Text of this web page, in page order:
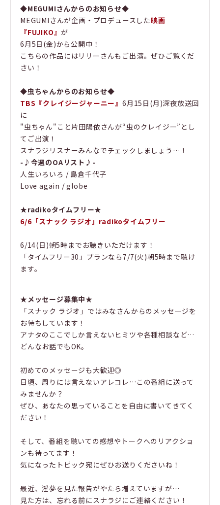
◆MEGUMIさんからのお知らせ◆
MEGUMIさんが企画・プロデュースした映画
『FUJIKO』が
6月5日(金)から公開中！
こちらの作品にはリリーさんもご出演。ぜひご覧くだ
さい！
◆虫ちゃんからのお知らせ◆
TBS『クレイジージャーニー』 6月15日(月)深夜放送回
に
"虫ちゃん"こと片田陽依さんが“虫のクレイジー”とし
てご出演！
スナラジリスナーみんなでチェックしましょう…！
-♪今週のOAリスト♪-
人生いろいろ / 島倉千代子
Love again / globe
★radikoタイムフリー★
6/6「スナック ラジオ」radikoタイムフリー
6/14(日)朝5時までお聴きいただけます！
「タイムフリー30」プランなら7/7(火)朝5時まで聴け
ます。
★メッセージ募集中★
「スナック ラジオ」ではみなさんからのメッセージを
お待ちしています！
アナタのここでしか言えないヒミツや各種相談など…
どんなお話でもOK。
初めてのメッセージも大歓迎◎
日頃、周りには言えないアレコレ…この番組に送って
みませんか？
ぜひ、あなたの思っていることを自由に書いてきてく
ださい！
そして、番組を聴いての感想やトークへのリアクショ
ンも待ってます！
気になったトピック宛にぜひお送りくださいね！
最近、淫夢を見た報告がやたら増えていますが…
見た方は、忘れる前にスナラジにご連絡ください！